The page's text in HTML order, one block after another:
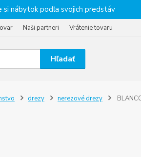
nábytok podľa svojich predstáv
Naši partneri Vrátenie tovaru
Hľadať
drezy nerezové drezy